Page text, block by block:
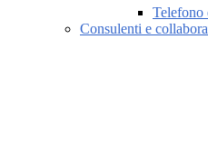
Telefono
Consulenti e